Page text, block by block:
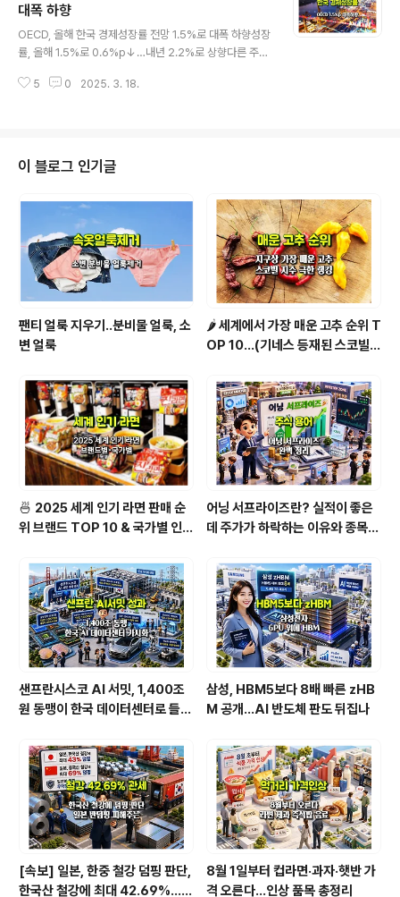
트(p) 하락했다고 17일 밝혔습니다. 신규취급액 기준 코픽
스가 2%대로 내려간건 지난 2022년 8월(2.96%) 이후
2년 6개월 만에 처음입니다.코픽스 하락을 반영해 오는 1
8일부터 KB국민은행의 변동형 주담대 금리는 기존 4.45
~5.85%에서 4.34~5.74%로, 우리은행은 4.43~5.9
대폭 하향
OECD, 올해 한국 경제성장률 전망 1.5%로 대폭 하향성장
률, 올해 1.5%로 0.6%p↓…내년 2.2%로 상향다른 주요
확실성, 성장률 큰폭 하락 원인 지적경제협력개발기구, OE
CD는 매년 2회(5∼6월, 11∼12월) 세계 경제와 회원국,
주요 20개국을 대상으로 경제 전망을 합니다. 3월과 9월
9월 2.2%, 12월에는 2.1%로 2%를 넘었지만, 불과 석 달
만에 1.5%로 0.6% 포인트나 떨어졌습니다. 미국 관세정..
5 0 2025. 3. 18.
이 블로그 인기글
팬티 얼룩 지우기..분비물 얼룩, 소
변 얼룩
🌶️ 세계에서 가장 매운 고추 순위 T
OP 10...(기네스 등재된 스코빌
🍜 2025 세계 인기 라면 판매 순
위 브랜드 TOP 10 & 국가별 인기
어닝 서프라이즈란? 실적이 좋은
데 주가가 하락하는 이유와 종목
샌프란시스코 AI 서밋, 1,400조
원 동맹이 한국 데이터센터로 들어
삼성, HBM5보다 8배 빠른 zHB
M 공개…AI 반도체 판도 뒤집나
[속보] 일본, 한중 철강 덤핑 판단,
한국산 철강에 최대 42.69%…직
8월 1일부터 컵라면·과자·햇반 가
격 오른다…인상 품목 총정리